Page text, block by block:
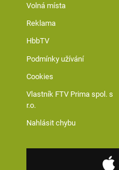
Volná místa
Reklama
HbbTV
Podmínky užívání
Cookies
Vlastník FTV Prima spol. s
r.o.
Nahlásit chybu